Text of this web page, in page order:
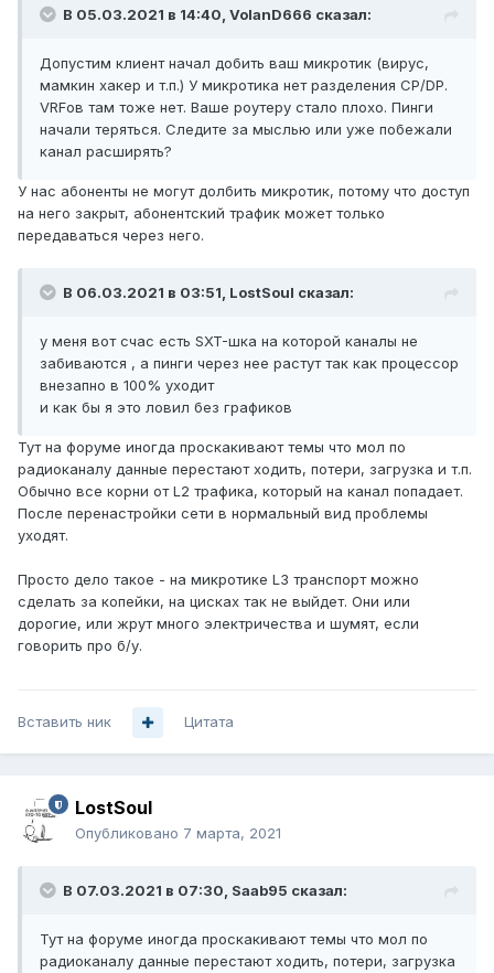
В 05.03.2021 в 14:40, VolanD666 сказал:
Допустим клиент начал добить ваш микротик (вирус,
мамкин хакер и т.п.) У микротика нет разделения CP/DP.
VRFов там тоже нет. Ваше роутеру стало плохо. Пинги
начали теряться. Следите за мыслью или уже побежали
канал расширять?
У нас абоненты не могут долбить микротик, потому что доступ
на него закрыт, абонентский трафик может только
передаваться через него.
В 06.03.2021 в 03:51, LostSoul сказал:
у меня вот счас есть SXT-шка на которой каналы не
забиваются , а пинги через нее растут так как процессор
внезапно в 100% уходит
и как бы я это ловил без графиков
Тут на форуме иногда проскакивают темы что мол по
радиоканалу данные перестают ходить, потери, загрузка и т.п.
Обычно все корни от L2 трафика, который на канал попадает.
После перенастройки сети в нормальный вид проблемы
уходят.
Просто дело такое - на микротике L3 транспорт можно
сделать за копейки, на цисках так не выйдет. Они или
дорогие, или жрут много электричества и шумят, если
говорить про б/у.
Вставить ник Цитата
LostSoul
Опубликовано 7 марта, 2021
В 07.03.2021 в 07:30, Saab95 сказал:
Тут на форуме иногда проскакивают темы что мол по
радиоканалу данные перестают ходить, потери, загрузка